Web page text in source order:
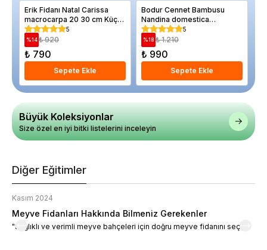
Erik Fidanı Natal Carissa
macrocarpa 20 30 cm Küçük
Yaş Saksıda5
%14 ₺ 920
₺ 790
Sepete Ekle
Bodur Cennet Bambusu
Nandina domestica
Firepower Büyük Yaş
Saksıda
5
%18 ₺ 1.210
₺ 990
Sepete Ekle
Büyük Koleksiyonlar
Size özel en iyi bitki listelerini inceleyin
Diğer Eğitimler
Kasım 2024
Meyve Fidanları Hakkında Bilmeniz Gerekenler
"Sağlıklı ve verimli meyve bahçeleri için doğru meyve fidanını seçin."